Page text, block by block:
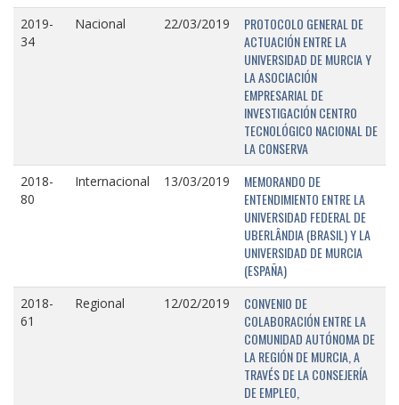
2019-
34
Nacional 22/03/2019
PROTOCOLO GENERAL DE
ACTUACIÓN ENTRE LA
UNIVERSIDAD DE MURCIA Y
LA ASOCIACIÓN
EMPRESARIAL DE
INVESTIGACIÓN CENTRO
TECNOLÓGICO NACIONAL DE
LA CONSERVA
2018-
80
Internacional 13/03/2019
MEMORANDO DE
ENTENDIMIENTO ENTRE LA
UNIVERSIDAD FEDERAL DE
UBERLÂNDIA (BRASIL) Y LA
UNIVERSIDAD DE MURCIA
(ESPAÑA)
2018-
61
Regional 12/02/2019
CONVENIO DE
COLABORACIÓN ENTRE LA
COMUNIDAD AUTÓNOMA DE
LA REGIÓN DE MURCIA, A
TRAVÉS DE LA CONSEJERÍA
DE EMPLEO,